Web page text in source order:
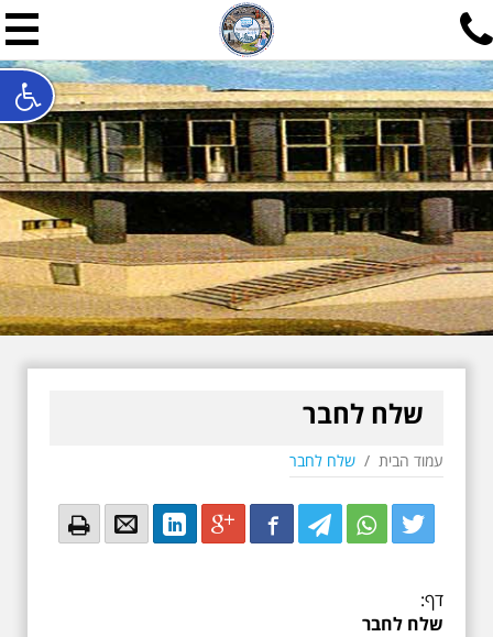
תל אביב שלי
תיור ישראלי בעריכת אילן
האתר המרכזי להיסטוריה של תל אביב ותולדות ארץ ישראל -
חייגו עכשיו: 052-7747748
שלחו פנייה:ilan@mytelaviv.co.il
English עברית צור קשר
שלח לחבר
עמוד הבית / שלח לחבר
Twitter
Twitter
Twitter
Facebook
Google+
LinkedIn
Email
Email
דף:
שלח לחבר